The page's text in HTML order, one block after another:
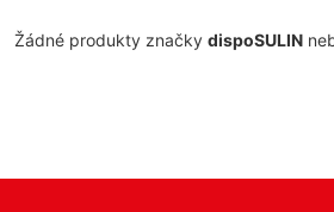
Žádné produkty značky dispoSULIN